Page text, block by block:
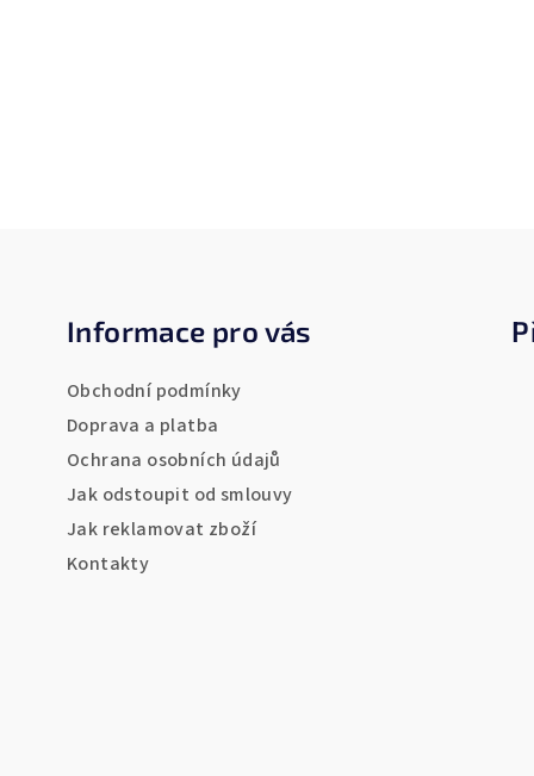
Informace pro vás
Obchodní podmínky
Doprava a platba
Ochrana osobních údajů
Jak odstoupit od smlouvy
Jak reklamovat zboží
Kontakty